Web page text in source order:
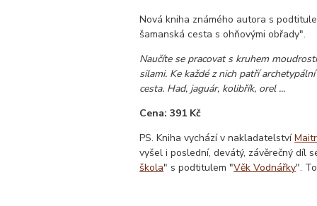
Nová kniha známého autora s
šamanská cesta s ohňovými obřady".
Naučíte se pracovat s kruhem
silami. Ke každé z nich patří
cesta. Had, jaguár, kolibřík, orel ...
Cena: 391 Kč
PS. Kniha vychází v nakladatelství
vyšel i poslední, devátý, závěrečný díl
škola" s podtitulem "Věk Vodnářky".